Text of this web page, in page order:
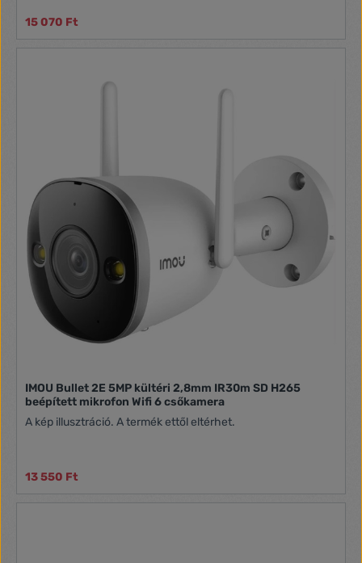
15 070 Ft
IMOU Bullet 2E 5MP kültéri 2,8mm IR30m SD H265
beépített mikrofon Wifi 6 csőkamera
A kép illusztráció. A termék ettől eltérhet.
13 550 Ft